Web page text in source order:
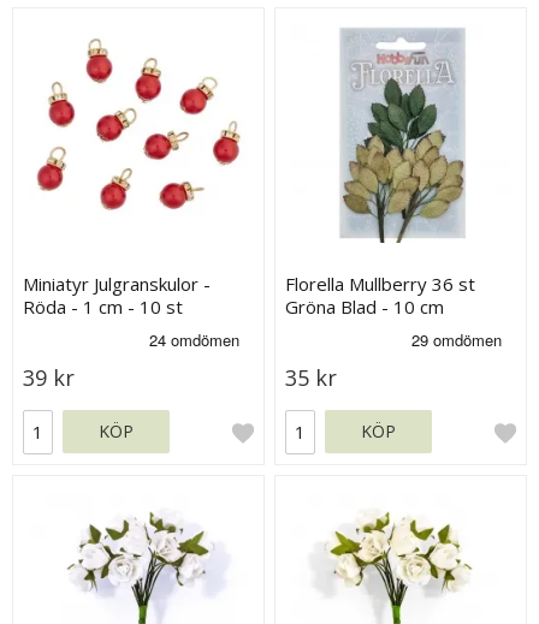
Miniatyr Julgranskulor -
Röda - 1 cm - 10 st
39 kr
KÖP
Florella Mullberry 36 st
Gröna Blad - 10 cm
35 kr
KÖP